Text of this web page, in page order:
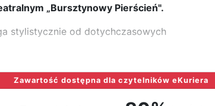
„Bursztynowy Pierścień".
stylistycznie od dotychczasowych
Zawartość dostępna dla czytelników eKuriera